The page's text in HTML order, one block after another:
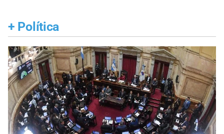
+ Política